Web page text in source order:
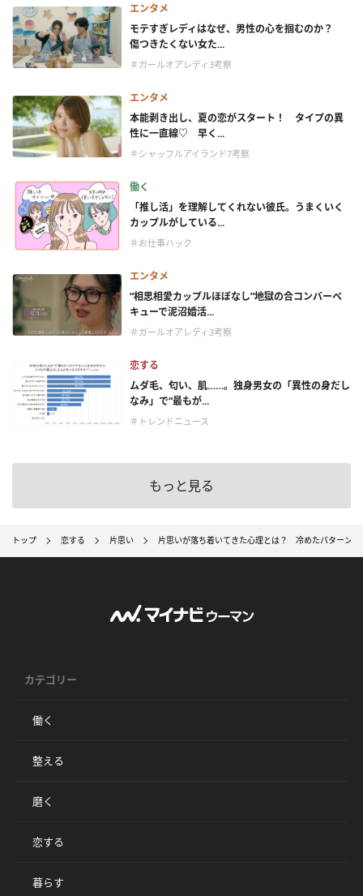
エンタメ
モテすぎレディはなぜ、男性の心を掴むのか？
傷つきたくない女た...
＃ガールオアレディ3考察
エンタメ
本能剥き出し、夏の恋がスタート！ タイプの異
性に一直線♡ 早く...
＃シャッフルアイランド7考察
働く
「推し活」を理解してくれない彼氏。うまくいく
カップルがしている...
＃お仕事ハック
エンタメ
“相思相愛カップルほぼなし”地獄の合コンバーベ
キューで泥沼婚活...
＃ガールオアレディ3考察
恋する
ムダ毛、匂い、肌……。独身男女の「異性の身だし
なみ」で“最もが...
＃トレンドニュース
もっと見る
トップ 恋する 片思い 片思いが落ち着いてきた心理とは？ 冷めたパターンと
カテゴリー
働く
整える
磨く
恋する
暮らす